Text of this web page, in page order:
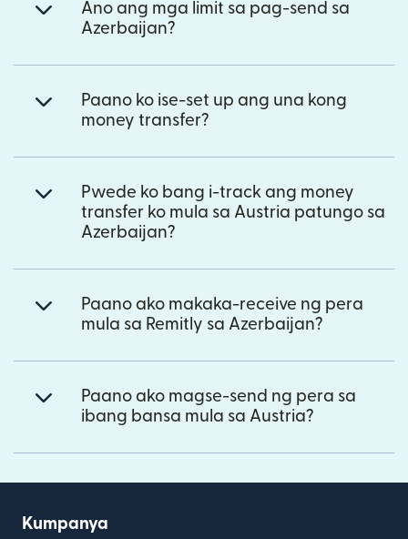
Ano ang mga limit sa pag-send sa
Azerbaijan?
Paano ko ise-set up ang una kong
money transfer?
Pwede ko bang i-track ang money
transfer ko mula sa Austria patungo sa
Azerbaijan?
Paano ako makaka-receive ng pera
mula sa Remitly sa Azerbaijan?
Paano ako magse-send ng pera sa
ibang bansa mula sa Austria?
Kumpanya